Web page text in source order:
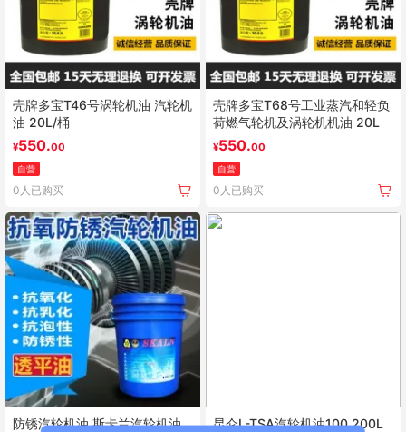
壳牌多宝T46号涡轮机油 汽轮机
油 20L/桶
¥550.00
自营
0人已购买
壳牌多宝T68号工业蒸汽和轻负
荷燃气轮机及涡轮机机油 20L
¥550.00
自营
0人已购买
防锈汽轮机油 斯卡兰汽轮机油
昆仑L-TSA汽轮机油100 200L